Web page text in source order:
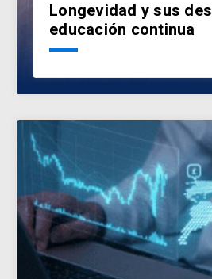
Longevidad y sus
educación continua